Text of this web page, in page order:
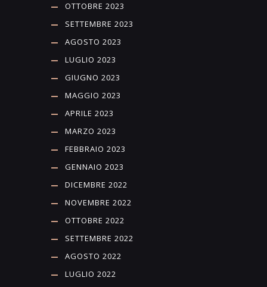
OTTOBRE 2023
SETTEMBRE 2023
AGOSTO 2023
LUGLIO 2023
GIUGNO 2023
MAGGIO 2023
APRILE 2023
MARZO 2023
FEBBRAIO 2023
GENNAIO 2023
DICEMBRE 2022
NOVEMBRE 2022
OTTOBRE 2022
SETTEMBRE 2022
AGOSTO 2022
LUGLIO 2022